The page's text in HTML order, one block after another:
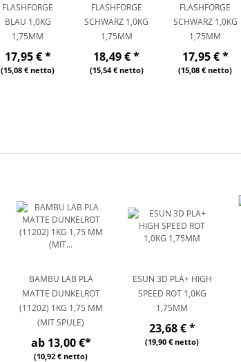
FLASHFORGE
BLAU 1,0KG
1,75MM
17,95 €*
(15,08 € netto)
FLASHFORGE
SCHWARZ 1,0KG
1,75MM
18,49 €*
(15,54 € netto)
FLASHFORGE
SCHWARZ 1,0KG
1,75MM
17,95 €*
(15,08 € netto)
BAMBU LAB PLA
MATTE DUNKELROT
(11202) 1KG 1,75 MM
(MIT SPULE)
ab 13,00 €*
(10,92 € netto)
ESUN 3D PLA+ HIGH
SPEED ROT 1,0KG
1,75MM
23,68 €*
(19,90 € netto)